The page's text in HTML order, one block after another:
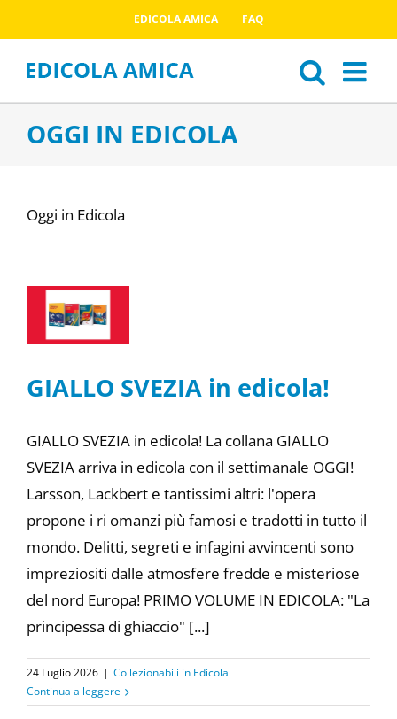
al
contenuto
EDICOLA AMICA FAQ
OGGI IN EDICOLA
Oggi in Edicola
GIALLO SVEZIA in edicola!
GIALLO SVEZIA in edicola! La collana GIALLO
SVEZIA arriva in edicola con il settimanale OGGI!
Larsson, Lackbert e tantissimi altri: l'opera
propone i ri omanzi più famosi e tradotti in tutto il
mondo. Delitti, segreti e infagini avvincenti sono
impreziositi dalle atmosfere fredde e misteriose
del nord Europa! PRIMO VOLUME IN EDICOLA: "La
principessa di ghiaccio" [...]
24 Luglio 2026 | Collezionabili in Edicola
Continua a leggere